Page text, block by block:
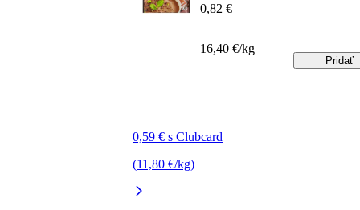
0,59 € s Clubcard
(11,80 €/kg)
0,82 €
16,40 €/kg
Pridať